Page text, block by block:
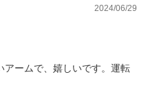
2024/06/29
アームで、嬉しいです。運転